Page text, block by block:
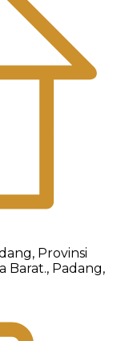
Provinsi
Barat., Padang,